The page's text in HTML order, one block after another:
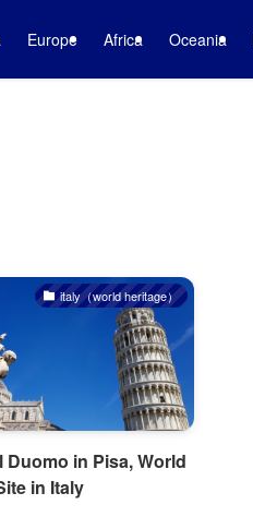
Europe Africa Oceania
italy（world heritage）
Duomo in Pisa, World
in Italy